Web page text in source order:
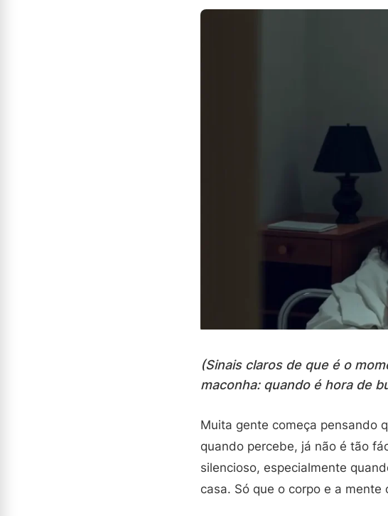
(Sinais claros de que é o
maconha: quando é hora de
Muita gente começa pensando
quando percebe, já não é tão
silencioso, especialmente
casa. Só que o corpo e a mente